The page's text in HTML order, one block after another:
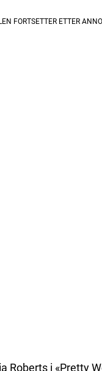
Roberts i «Pretty